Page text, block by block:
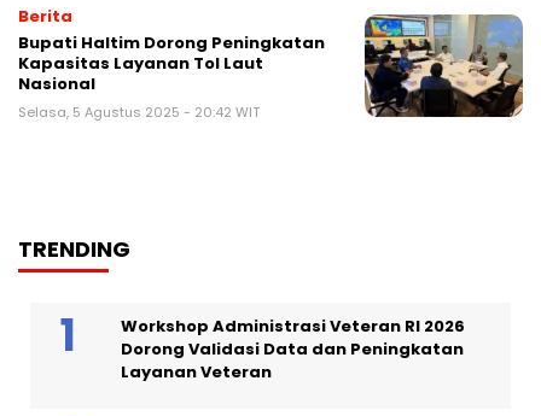
Berita
Bupati Haltim Dorong Peningkatan
Kapasitas Layanan Tol Laut
Nasional
Selasa, 5 Agustus 2025 - 20:42 WIT
TRENDING
Workshop Administrasi Veteran RI 2026
Dorong Validasi Data dan Peningkatan
Layanan Veteran